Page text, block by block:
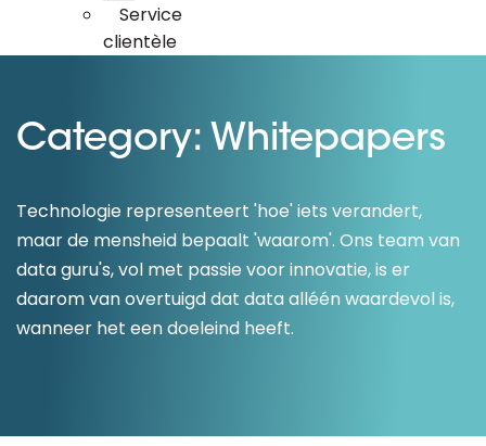
Service
clientèle
Category: Whitepapers
Technologie representeert 'hoe' iets verandert,
maar de mensheid bepaalt 'waarom'. Ons team van
data guru's, vol met passie voor innovatie, is er
daarom van overtuigd dat data alléén waardevol is,
wanneer het een doeleind heeft.